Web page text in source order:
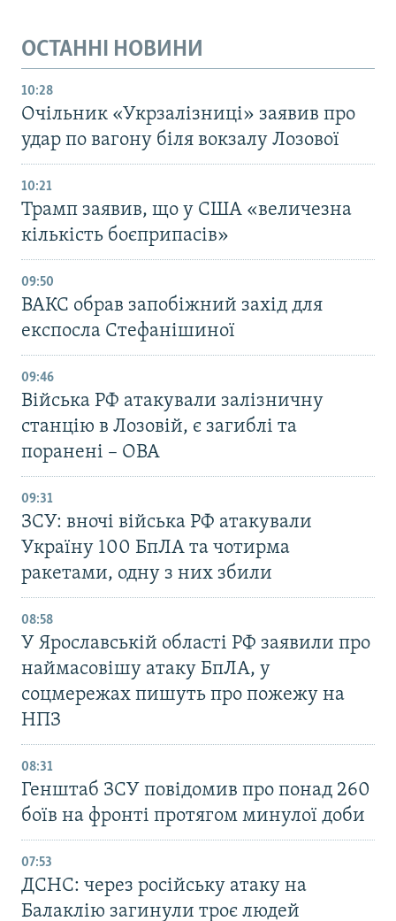
ОСТАННІ НОВИНИ
10:28
Очільник «Укрзалізниці» заявив про
удар по вагону біля вокзалу Лозової
10:21
Трамп заявив, що у США «величезна
кількість боєприпасів»
09:50
ВАКС обрав запобіжний захід для
експосла Стефанішиної
09:46
Війська РФ атакували залізничну
станцію в Лозовій, є загиблі та
поранені – ОВА
09:31
ЗСУ: вночі війська РФ атакували
Україну 100 БпЛА та чотирма
ракетами, одну з них збили
08:58
У Ярославській області РФ заявили про
наймасовішу атаку БпЛА, у
соцмережах пишуть про пожежу на
НПЗ
08:31
Генштаб ЗСУ повідомив про понад 260
боїв на фронті протягом минулої доби
07:53
ДСНС: через російську атаку на
Балаклію загинули троє людей